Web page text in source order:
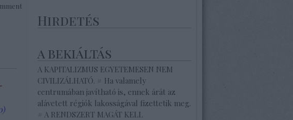
Hirdetés
a bekiáltás
A KAPITALIZMUS EGYETEMESEN NEM
CIVILIZÁLHATÓ. # Ha valamely
centrumában javítható is, ennek árát az
alávetett régiók lakosságával fizettetik meg.
# A RENDSZERT MAGÁT KELL